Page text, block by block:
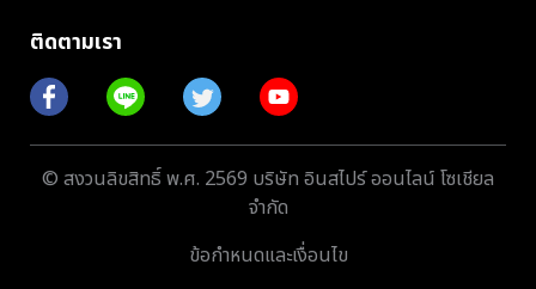
ติดตามเรา
© สงวนลิขสิทธิ์ พ.ศ. 2569 บริษัท อินสไปร์ ออนไลน์ โซเชียล
จำกัด
ข้อกำหนดและเงื่อนไข